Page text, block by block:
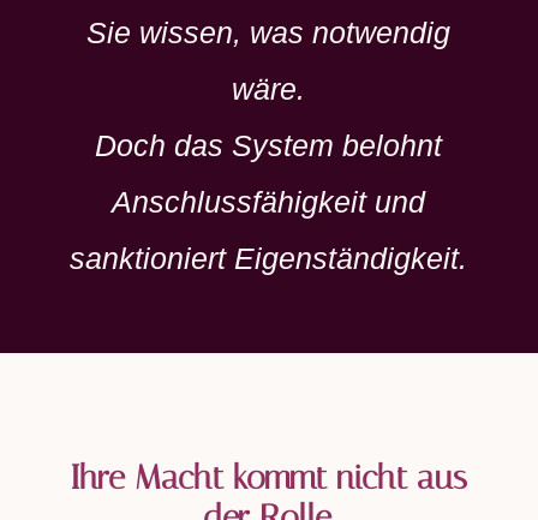
Sie wissen, was notwendig
wäre.
Doch das System belohnt
Anschlussfähigkeit und
sanktioniert Eigenständigkeit.
Ihre Macht kommt nicht aus